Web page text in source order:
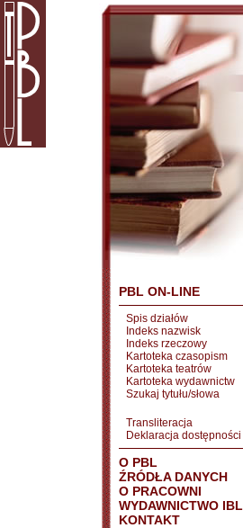
PBL ON-LINE
Spis działów
Indeks nazwisk
Indeks rzeczowy
Kartoteka czasopism
Kartoteka teatrów
Kartoteka wydawnictw
Szukaj tytułu/słowa
Transliteracja
Deklaracja dostępności
O PBL
ŹRÓDŁA DANYCH
O PRACOWNI
WYDAWNICTWO IBL
KONTAKT